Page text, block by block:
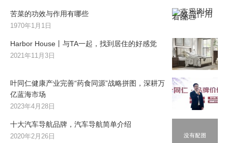
苦菜的功效与作用有哪些
1970年1月1日
Harbor House丨与TA一起，找到居住的好感觉
2021年11月3日
叶同仁健康产业完善“药食同源”战略拼图，深耕万
亿蓝海市场
2023年4月28日
十大汽车导航品牌，汽车导航简单介绍
2020年2月26日